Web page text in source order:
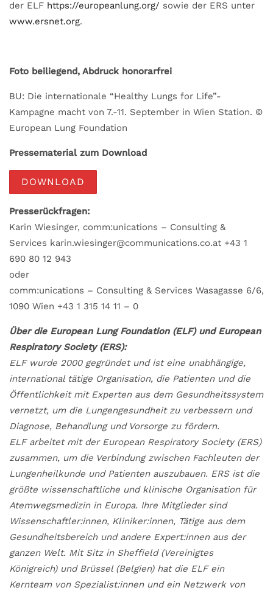
der ELF https://europeanlung.org/ sowie der ERS unter
www.ersnet.org.
Foto beiliegend, Abdruck honorarfrei
BU: Die internationale “Healthy Lungs for Life”-
Kampagne macht von 7.-11. September in Wien Station. ©
European Lung Foundation
Pressematerial zum Download
DOWNLOAD
Presserückfragen:
Karin Wiesinger, comm:unications – Consulting &
Services karin.wiesinger@communications.co.at +43 1
690 80 12 943
oder
comm:unications – Consulting & Services Wasagasse 6/6,
1090 Wien +43 1 315 14 11 – 0
Über die European Lung Foundation (ELF) und European
Respiratory Society (ERS):
ELF wurde 2000 gegründet und ist eine unabhängige,
international tätige Organisation, die Patienten und die
Öffentlichkeit mit Experten aus dem Gesundheitssystem
vernetzt, um die Lungengesundheit zu verbessern und
Diagnose, Behandlung und Vorsorge zu fördern.
ELF arbeitet mit der European Respiratory Society (ERS)
zusammen, um die Verbindung zwischen Fachleuten der
Lungenheilkunde und Patienten auszubauen. ERS ist die
größte wissenschaftliche und klinische Organisation für
Atemwegsmedizin in Europa. Ihre Mitglieder sind
Wissenschaftler:innen, Kliniker:innen, Tätige aus dem
Gesundheitsbereich und andere Expert:innen aus der
ganzen Welt. Mit Sitz in Sheffield (Vereinigtes
Königreich) und Brüssel (Belgien) hat die ELF ein
Kernteam von Spezialist:innen und ein Netzwerk von